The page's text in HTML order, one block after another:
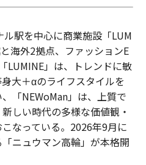
駅を中心に商業施設「LUM
海外2拠点、ファッションE
LUMINE」は、トレンドに敏
大＋αのライフスタイルを
「NEWoMan」は、上質で
しい時代の多様な価値観・
なっている。2026年9月に
ニュウマン高輪」が本格開